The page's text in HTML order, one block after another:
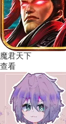
魔君天下
查看